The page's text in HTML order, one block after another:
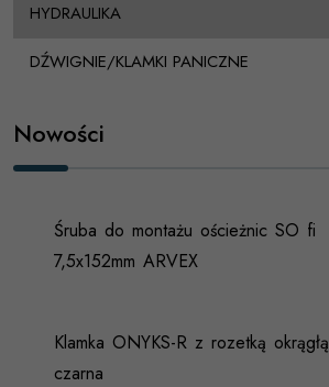
HYDRAULIKA
DŹWIGNIE/KLAMKI PANICZNE
Nowości
Śruba do montażu ościeżnic SO fi
7,5x152mm ARVEX
Klamka ONYKS-R z rozetką okrągłą
czarna